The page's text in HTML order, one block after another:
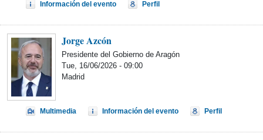
Información del evento Perfil
Jorge Azcón
Presidente del Gobierno de Aragón
Tue, 16/06/2026 - 09:00
Madrid
Multimedia Información del evento Perfil